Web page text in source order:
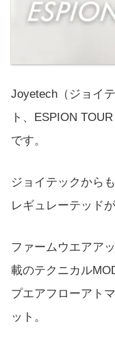
Joyetech（ジョイ
ト、ESPION
です。
ジョイテックから
レギュレーテッド
ファームウエアア
載のテクニカル
プエアフローアト
ット。